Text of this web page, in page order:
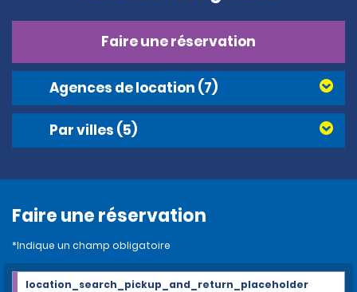
Faire une réservation
Agences de location (7)
Par villes (5)
Faire une réservation
*Indique un champ obligatoire
location_search_pickup_and_return_placeholder